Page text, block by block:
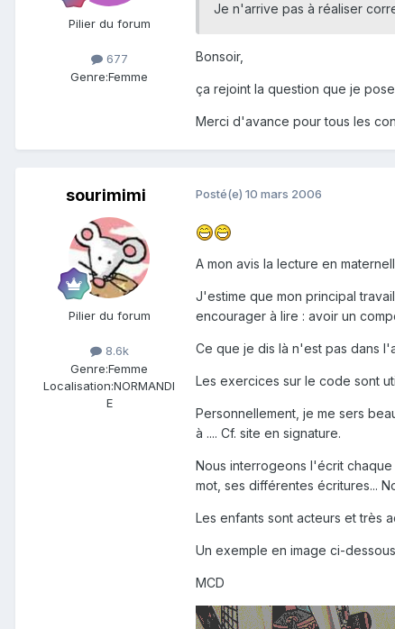
Pilier du forum
677
Genre:Femme
Je n'arrive pas à réaliser
Bonsoir,
ça rejoint la question que je
Merci d'avance pour tous les
sourimimi
Pilier du forum
8.6k
Genre:Femme
Localisation:NORMANDI
E
Posté(e) 10 mars 2006
A mon avis la lecture en
J'estime que mon principal
encourager à lire : avoir un
Ce que je dis là n'est pas dans
Les exercices sur le code sont
Personnellement, je me sers
à .... Cf. site en signature.
Nous interrogeons l'écrit
mot, ses différentes écritures...
Les enfants sont acteurs et très
Un exemple en image ci-
MCD